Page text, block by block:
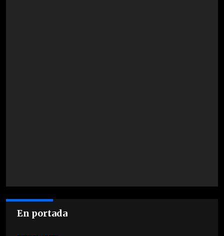
En portada